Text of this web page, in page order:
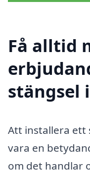
Få alltid
stängsel
Att installera ett
vara en
om det handlar